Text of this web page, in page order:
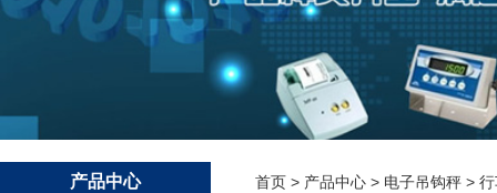
产品中心 首页 > 产品中心 > 电子吊钩秤 >